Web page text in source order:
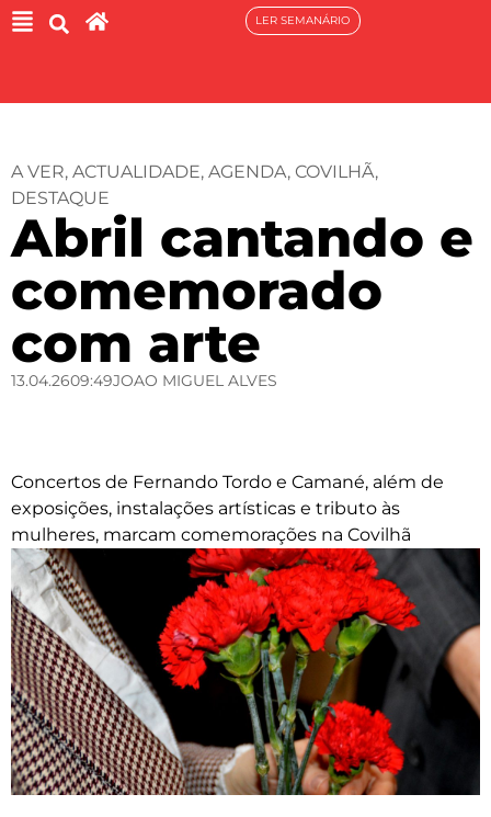
LER SEMANÁRIO
A VER, ACTUALIDADE, AGENDA, COVILHÃ,
DESTAQUE
Abril cantando e
comemorado
com arte
13.04.2609:49JOAO MIGUEL ALVES
Concertos de Fernando Tordo e Camané, além de
exposições, instalações artísticas e tributo às
mulheres, marcam comemorações na Covilhã